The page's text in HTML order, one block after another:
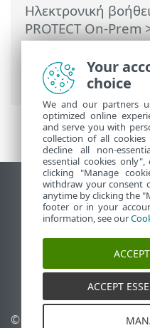
Ηλεκτρονική
PROTECT On-Prem
Management
ανάπτυξη > Κάντε
τον ιστότοπο της
Προβολή
End of Life
Γνωσιακή βάση ESET
Ομάδα συζήτησης
ESET Status Portal
Τοπική υποστήριξη
© 1992 - 2026 ESET, spol. s
Your
choice
We and our partners
optimized online
and serve you with
collection of all
decline all non-
essential cookies
clicking "Manage
withdraw your consent
anytime by clicking the
footer or in your
information, see our
ACCEPT